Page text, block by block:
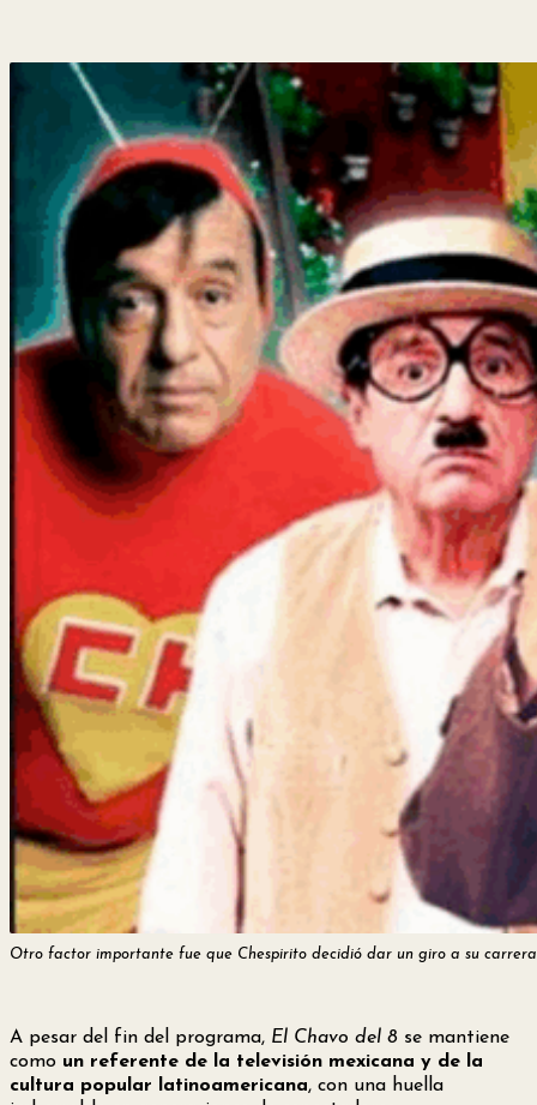
Otro factor importante fue que Chespirito decidió dar un giro a su carrera
A pesar del fin del programa, El Chavo del 8 se mantiene
como un referente de la televisión mexicana y de la
cultura popular latinoamericana, con una huella